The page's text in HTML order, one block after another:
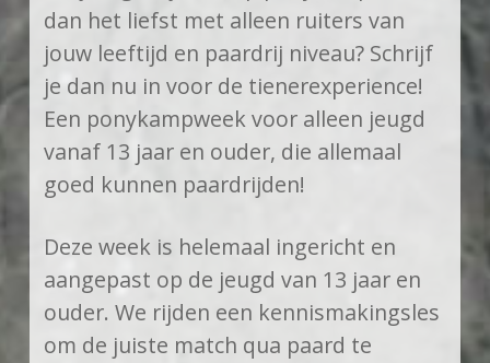
dan het liefst met alleen ruiters van
jouw leeftijd en paardrij niveau? Schrijf
je dan nu in voor de tienerexperience!
Een ponykampweek voor alleen jeugd
vanaf 13 jaar en ouder, die allemaal
goed kunnen paardrijden!
Deze week is helemaal ingericht en
aangepast op de jeugd van 13 jaar en
ouder. We rijden een kennismakingsles
om de juiste match qua paard te